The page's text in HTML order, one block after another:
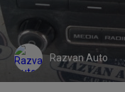
Razvan Auto